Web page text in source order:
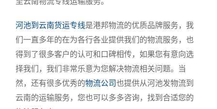
河池到云南货运专线是港邦物流的优质品牌服务，我
们一直多年的在为各行各业提供我们的物流服务，也
得到了很多客户的认可和口碑相传，如果您有意向选
择我们，我们非常乐意为您解决物流相关问题。当
然，还有很多优秀的物流公司也提供从河池发物流到
云南的运输服务，您也可以多多咨询，找到合适您的